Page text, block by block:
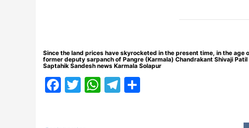
Since the land prices have skyrocketed in the present time, in the
former deputy sarpanch of Pangre (Karmala) Chandrakant Shivaji
Saptahik Sandesh news Karmala Solapur
Facebook
Twitter
WhatsApp
Telegram